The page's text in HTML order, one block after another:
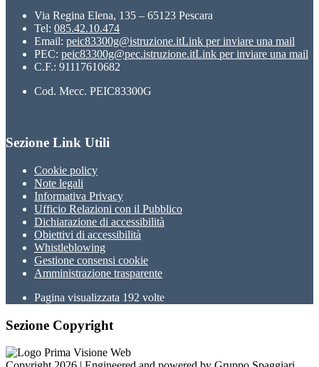
Via Regina Elena, 135 – 65123 Pescara
Tel: 085.42.10.474
Email: peic83300g@istruzione.itLink per inviare una mail
PEC: peic83300g@pec.istruzione.itLink per inviare una mail
C.F.: 91117610682
Cod. Mecc. PEIC83300G
Sezione Link Utili
Cookie policy
Note legali
Informativa Privacy
Ufficio Relazioni con il Pubblico
Dichiarazione di accessibilità
Obiettivi di accessibilità
Whistleblowing
Gestione consensi cookie
Amministrazione trasparente
Pagina visualizzata 192 volte
Sezione Copyright